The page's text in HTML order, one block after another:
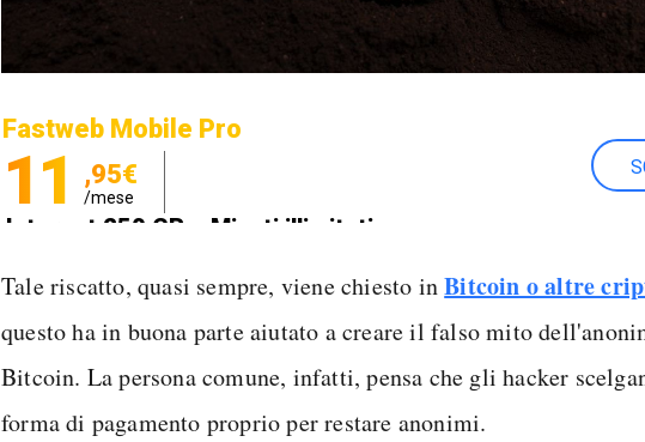
Fastweb Mobile Pro
11 ,95€
/mese
Internet 250 GB e Minuti illimitati
Tale riscatto, quasi sempre, viene chiesto inBitcoin o altre
questo ha in buona parte aiutato a creare il falso mito
Bitcoin. La persona comune, infatti, pensa che gli hacker
forma di pagamento proprio per restare anonimi.